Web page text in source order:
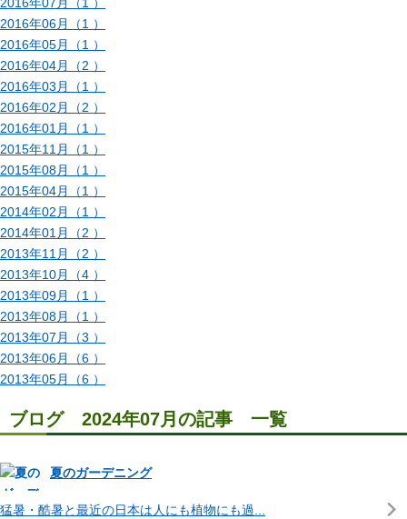
2016年07月（1 ）
2016年06月（1 ）
2016年05月（1 ）
2016年04月（2 ）
2016年03月（1 ）
2016年02月（2 ）
2016年01月（1 ）
2015年11月（1 ）
2015年08月（1 ）
2015年04月（1 ）
2014年02月（1 ）
2014年01月（2 ）
2013年11月（2 ）
2013年10月（4 ）
2013年09月（1 ）
2013年08月（1 ）
2013年07月（3 ）
2013年06月（6 ）
2013年05月（6 ）
ブログ 2024年07月の記事 一覧
夏のガーデニング
猛暑・酷暑と最近の日本は人にも植物にも過...